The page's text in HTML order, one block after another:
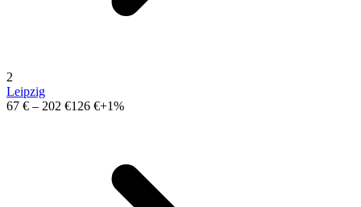
2
Leipzig
67 € – 202 €126 €+1%